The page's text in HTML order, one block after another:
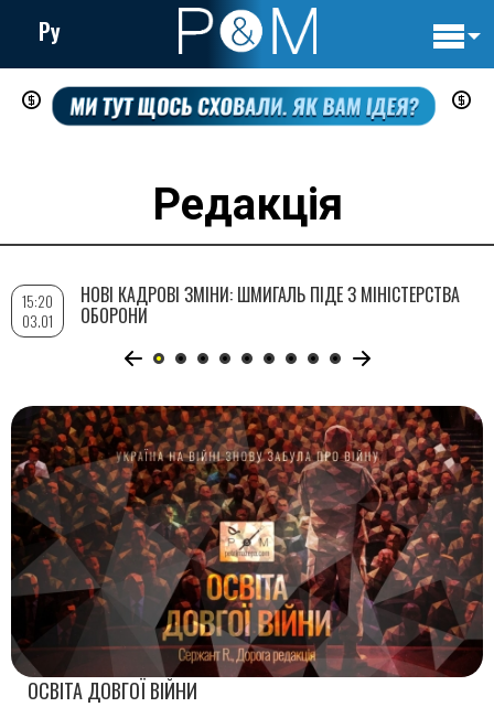
Перейти
до
Ру
Редакція
ОСВІТА ДОВГОЇ ВІЙНИ
15:20
03.01
НОВІ КАДРОВІ ЗМІНИ: ШМИГАЛЬ ПІДЕ З МІНІСТЕРСТВА
ОБОРОНИ